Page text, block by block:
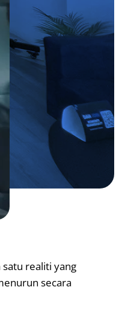
satu realiti yang
secara